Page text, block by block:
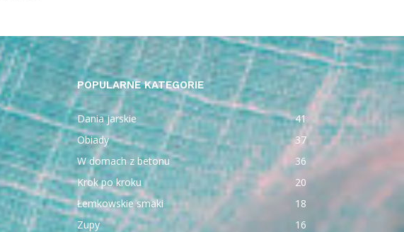
POPULARNE KATEGORIE
Dania jarskie
41
Obiady
37
W domach z betonu
36
Krok po kroku
20
Łemkowskie smaki
18
Zupy
16